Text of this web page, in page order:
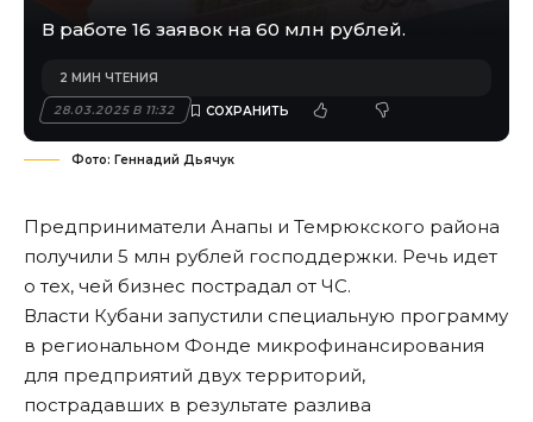
В работе 16 заявок на 60 млн рублей.
28.03.2025 В 11:32
2 МИН ЧТЕНИЯ
Фото: Геннадий Дьячук
Предприниматели Анапы и Темрюкского района
получили 5 млн рублей господдержки. Речь идет
о тех, чей бизнес пострадал от ЧС.
Власти Кубани запустили специальную программу
в региональном Фонде микрофинансирования
для предприятий двух территорий,
пострадавших в результате разлива